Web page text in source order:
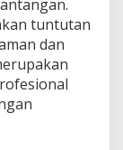
tuntutan
dan